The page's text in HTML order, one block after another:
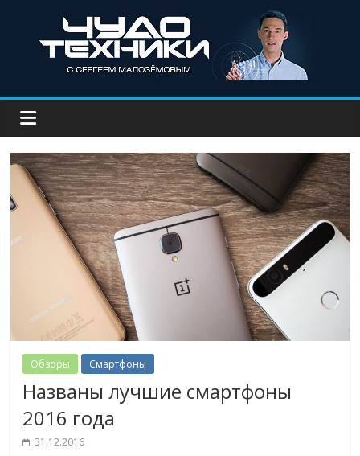
Обзоры Смартфоны
Названы лучшие смартфоны
2016 года
31.12.2016